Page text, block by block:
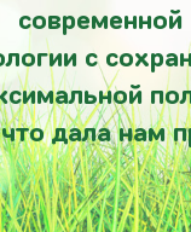
современной
с
дала нам